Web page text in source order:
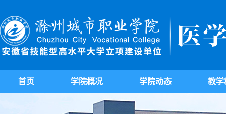
首页 学院概况 学院动态 教学